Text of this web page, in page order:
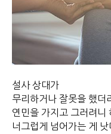
설사 상대가
무리하거나 잘못을 했더
연민을 가지고 그러려니
너그럽게 넘어가는 게 낫